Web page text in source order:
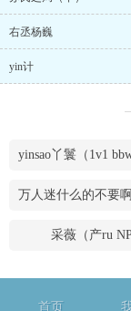
右丞杨巍
yin计
采薇（产ru
首页